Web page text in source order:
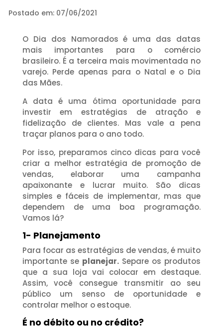
Postado em: 07/06/2021
O Dia dos Namorados é uma das datas
mais importantes para o comércio
brasileiro.É a terceira mais movimentada no
varejo. Perde apenas para o Natal e o Dia
das Mães.
A data é uma ótima oportunidade para
investir em estratégias de atração e
fidelização de clientes. Mas vale a pena
traçar planos para o ano todo.
Por isso, preparamos cinco dicas para você
criar a melhor estratégia de promoção de
vendas, elaborar uma campanha
apaixonante e lucrar muito. São dicas
simples e fáceis de implementar, mas que
dependem de uma boa programação.
Vamos lá?
1- Planejamento
Para focar as estratégias de vendas, é muito
importante se planejar.Separe os produtos
que a sua loja vai colocar em destaque.
Assim, você consegue transmitir ao seu
público um senso de oportunidade e
controlar melhor o estoque.
É no débito ou no crédito?